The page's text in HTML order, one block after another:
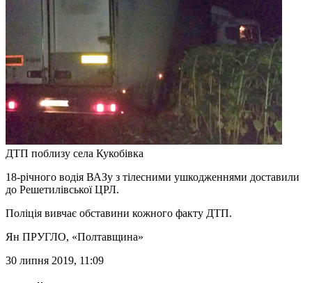
ДТП поблизу села Кукобівка
18-річного водія ВАЗу з тілесними ушкодженнями доставили
до Решетилівської ЦРЛ.
Поліція вивчає обставини кожного факту ДТП.
Ян ПРУГЛО, «Полтавщина»
30 липня 2019, 11:09